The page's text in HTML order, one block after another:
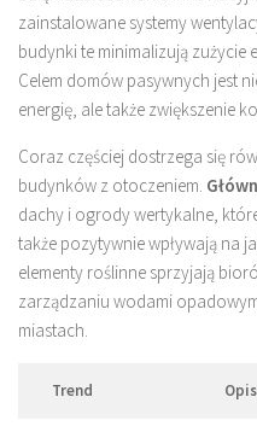
zainstalowane systemy
budynki te minimalizują zużycie
Celem domów pasywnych jest
energię, ale także zwiększenie
Coraz częściej dostrzega się
budynków z otoczeniem.
dachy i ogrody wertykalne,
także pozytywnie wpływają na
elementy roślinne sprzyjają
zarządzaniu wodami
miastach.
Trend Opis